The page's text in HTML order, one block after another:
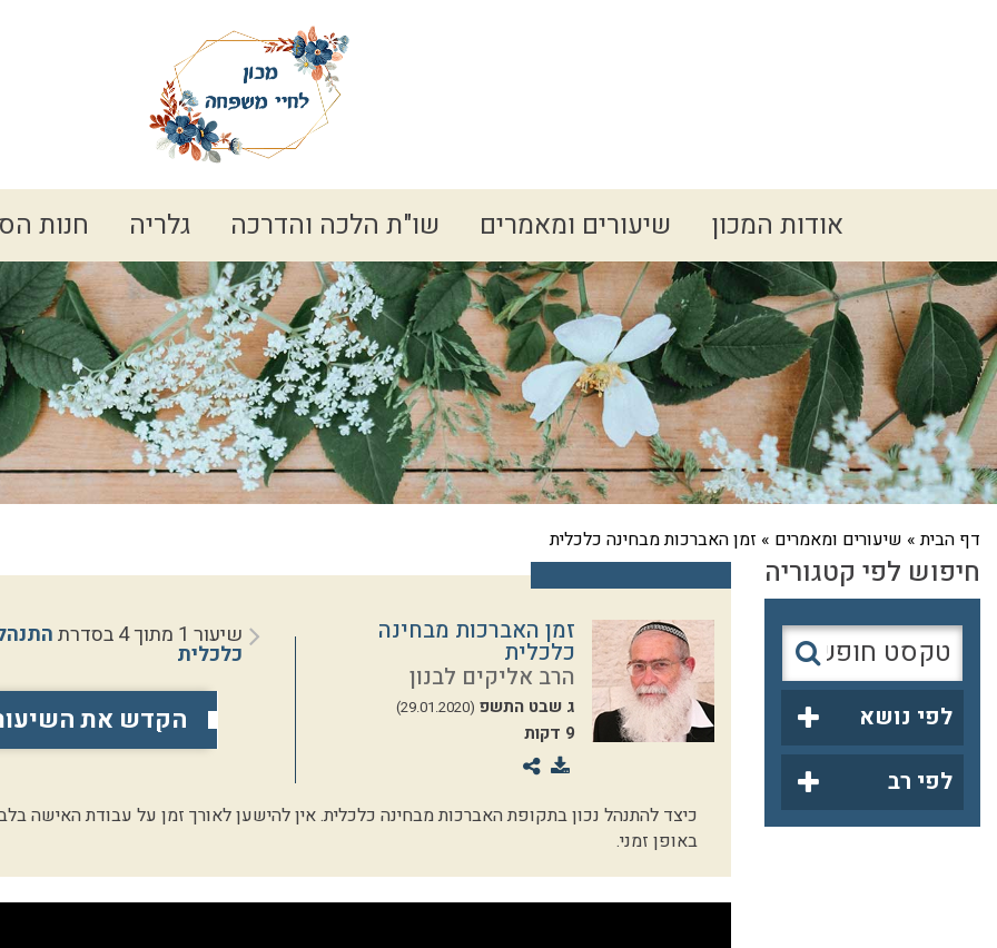
אודות המכון שיעורים ומאמרים שו"ת הלכה והדרכה גלריה חנות
דף הבית» שיעורים ומאמרים » זמן האברכות מבחינה כלכלית
חיפוש לפי קטגוריה
לפי נושא
לפי רב
זמן האברכות מבחינה
כלכלית
הרב אליקים לבנון
ג שבט התשפ (29.01.2020)
9 דקות
שיעור 1 מתוך 4 בסדרת
כלכלית
הקדש את
כיצד להתנהל נכון בתקופת האברכות מבחינה כלכלית. אין להישען לאורך זמן על עבודת האישה
באופן זמני.